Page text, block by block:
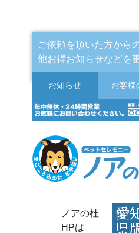
ご依頼を頂いた方から
他お得お知らせなどを
お知らせ お客様
ノアの杜
HPは